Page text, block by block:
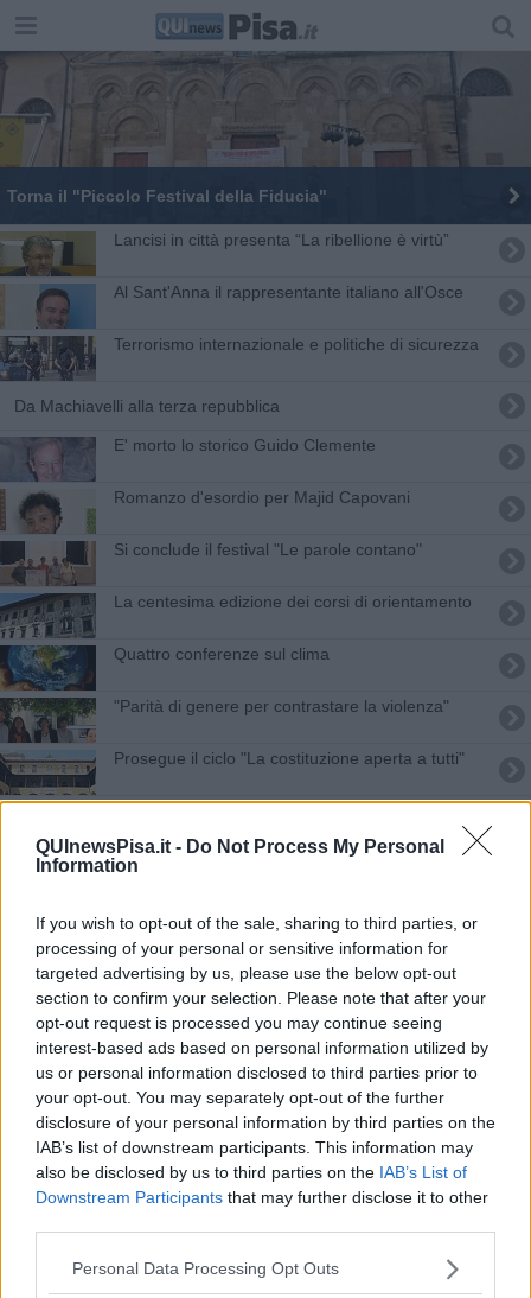
QUInewsPisa.it - Do Not Process My Personal
Information
If you wish to opt-out of the sale, sharing to third parties, or
processing of your personal or sensitive information for
targeted advertising by us, please use the below opt-out
section to confirm your selection. Please note that after your
opt-out request is processed you may continue seeing
interest-based ads based on personal information utilized by
us or personal information disclosed to third parties prior to
your opt-out. You may separately opt-out of the further
disclosure of your personal information by third parties on the
IAB’s list of downstream participants. This information may
also be disclosed by us to third parties on the IAB’s List of
Downstream Participants that may further disclose it to other
Personal Data Processing Opt Outs
Torna il "Piccolo Festival della Fiducia"
Lancisi in città presenta “La ribellione è virtù”
Al Sant'Anna il rappresentante italiano all'Osce
Terrorismo internazionale e politiche di sicurezza
Da Machiavelli alla terza repubblica
E' morto lo storico Guido Clemente
Romanzo d'esordio per Majid Capovani
Si conclude il festival "Le parole contano"
La centesima edizione dei corsi di orientamento
Quattro conferenze sul clima
"Parità di genere per contrastare la violenza"
Prosegue il ciclo "La costituzione aperta a tutti"
Testamento biologico e fine vita, un dibattito
Il campus bio-medico di Roma entra nel centro
Per i giovani la salute psicologica è una priorità
E' nato il Centro di Studi Avanzati per l'Intelligenza
Artificiale
Vernacolo e donazioni al centro trasfusionale
Pensare la pace, premiato un professore pisano
Il Sant'Anna presente alla Cop29
Due generazioni in dialogo a Pisa
Pisa ricorda il prof Giuliano Marini